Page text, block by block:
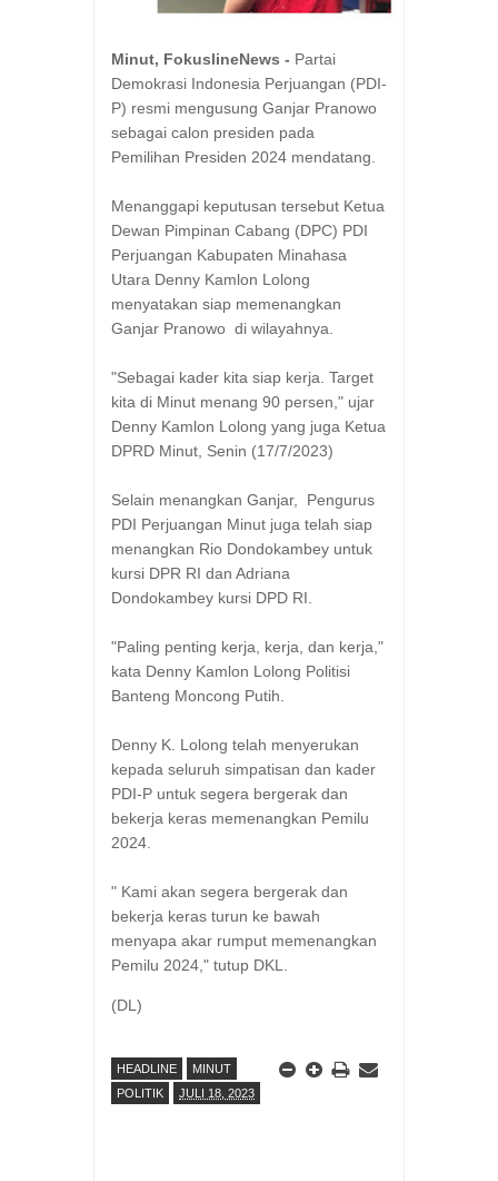
Minut, FokuslineNews - Partai
Demokrasi Indonesia Perjuangan (PDI-
P) resmi mengusung Ganjar Pranowo
sebagai calon presiden pada
Pemilihan Presiden 2024 mendatang.
Menanggapi keputusan tersebut Ketua
Dewan Pimpinan Cabang (DPC) PDI
Perjuangan Kabupaten Minahasa
Utara Denny Kamlon Lolong
menyatakan siap memenangkan
Ganjar Pranowo di wilayahnya.
"Sebagai kader kita siap kerja. Target
kita di Minut menang 90 persen," ujar
Denny Kamlon Lolong yang juga Ketua
DPRD Minut, Senin (17/7/2023)
Selain menangkan Ganjar, Pengurus
PDI Perjuangan Minut juga telah siap
menangkan Rio Dondokambey untuk
kursi DPR RI dan Adriana
Dondokambey kursi DPD RI.
"Paling penting kerja, kerja, dan kerja,"
kata Denny Kamlon Lolong Politisi
Banteng Moncong Putih.
Denny K. Lolong telah menyerukan
kepada seluruh simpatisan dan kader
PDI-P untuk segera bergerak dan
bekerja keras memenangkan Pemilu
2024.
" Kami akan segera bergerak dan
bekerja keras turun ke bawah
menyapa akar rumput memenangkan
Pemilu 2024," tutup DKL.
(DL)
HEADLINE
MINUT
POLITIK
JULI 18, 2023